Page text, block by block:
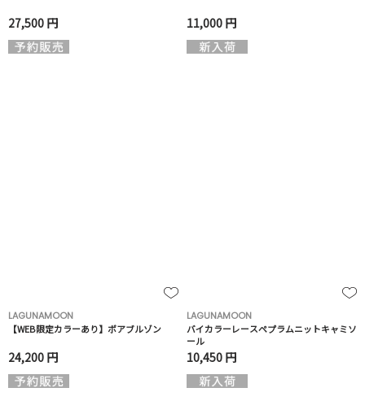
27,500 円 11,000 円
LAGUNAMOON
【WEB限定カラーあり】ボアブルゾン
24,200 円
LAGUNAMOON
バイカラーレースペプラムニットキャミソ
ール
10,450 円